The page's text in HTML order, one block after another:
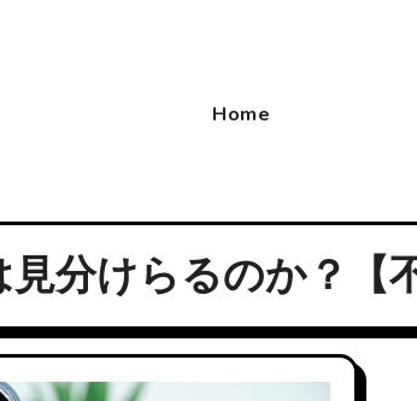
Home
分けらるのか？【